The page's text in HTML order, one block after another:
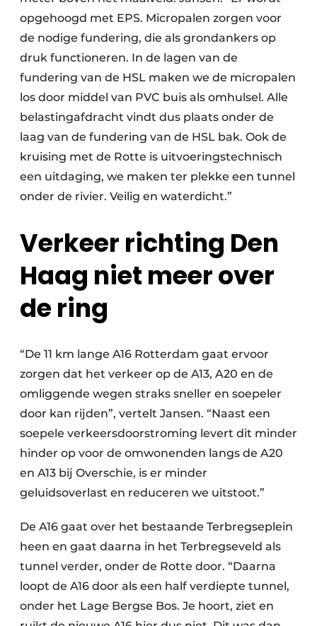
opgehoogd met EPS. Micropalen zorgen voor
de nodige fundering, die als grondankers op
druk functioneren. In de lagen van de
fundering van de HSL maken we de micropalen
los door middel van PVC buis als omhulsel. Alle
belastingafdracht vindt dus plaats onder de
laag van de fundering van de HSL bak. Ook de
kruising met de Rotte is uitvoeringstechnisch
een uitdaging, we maken ter plekke een tunnel
onder de rivier. Veilig en waterdicht.”
Verkeer richting Den
Haag niet meer over
de ring
“De 11 km lange A16 Rotterdam gaat ervoor
zorgen dat het verkeer op de A13, A20 en de
omliggende wegen straks sneller en soepeler
door kan rijden”, vertelt Jansen. “Naast een
soepele verkeersdoorstroming levert dit minder
hinder op voor de omwonenden langs de A20
en A13 bij Overschie, is er minder
geluidsoverlast en reduceren we uitstoot.”
De A16 gaat over het bestaande Terbregseplein
heen en gaat daarna in het Terbregseveld als
tunnel verder, onder de Rotte door. “Daarna
loopt de A16 door als een half verdiepte tunnel,
onder het Lage Bergse Bos. Je hoort, ziet en